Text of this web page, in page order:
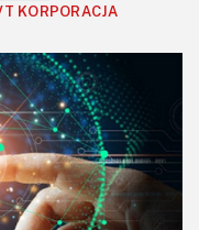
KORPORACJA